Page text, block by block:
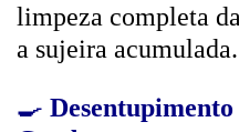
limpeza completa
a sujeira acumulada.
🍳